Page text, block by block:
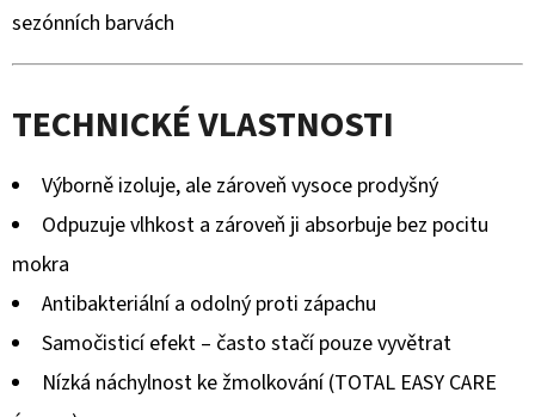
sezónních barvách
TECHNICKÉ VLASTNOSTI
Výborně izoluje, ale zároveň vysoce prodyšný
Odpuzuje vlhkost a zároveň ji absorbuje bez pocitu
mokra
Antibakteriální a odolný proti zápachu
Samočisticí efekt – často stačí pouze vyvětrat
Nízká náchylnost ke žmolkování (TOTAL EASY CARE